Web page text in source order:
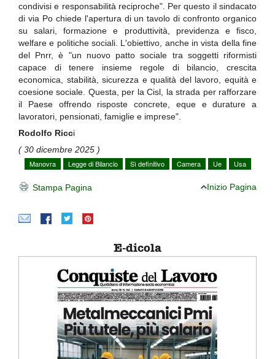
condivisi e responsabilità reciproche". Per questo il sindacato
di via Po chiede l'apertura di un tavolo di confronto organico
su salari, formazione e produttività, previdenza e fisco,
welfare e politiche sociali. L'obiettivo, anche in vista della fine
del Pnrr, è "un nuovo patto sociale tra soggetti riformisti
capace di tenere insieme regole di bilancio, crescita
economica, stabilità, sicurezza e qualità del lavoro, equità e
coesione sociale. Questa, per la Cisl, la strada per rafforzare
il Paese offrendo risposte concrete, eque e durature a
lavoratori, pensionati, famiglie e imprese".
Rodolfo Ricci
( 30 dicembre 2025 )
Manovra
Legge di Bilancio Sì definitivo Camera Ue Usa
Stampa Pagina Inizio Pagina
E-dicola